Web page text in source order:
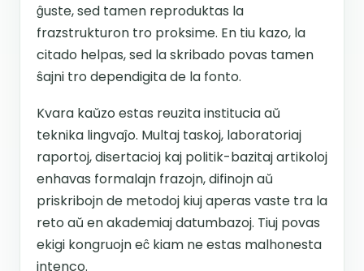
ĝuste, sed tamen reproduktas la
frazstrukturon tro proksime. En tiu kazo, la
citado helpas, sed la skribado povas tamen
ŝajni tro dependigita de la fonto.
Kvara kaŭzo estas reuzita institucia aŭ
teknika lingvaĵo. Multaj taskoj, laboratoriaj
raportoj, disertacioj kaj politik-bazitaj artikoloj
enhavas formalajn frazojn, difinojn aŭ
priskribojn de metodoj kiuj aperas vaste tra la
reto aŭ en akademiaj datumbazoj. Tiuj povas
ekigi kongruojn eĉ kiam ne estas malhonesta
intenco.